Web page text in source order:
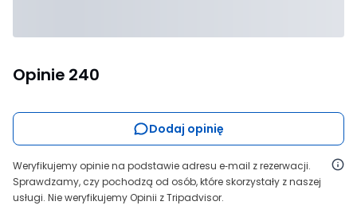
Opinie 240
Dodaj opinię
Weryfikujemy opinie na podstawie adresu e‑mail z rezerwacji.
Sprawdzamy, czy pochodzą od osób, które skorzystały z naszej
usługi. Nie weryfikujemy Opinii z Tripadvisor.